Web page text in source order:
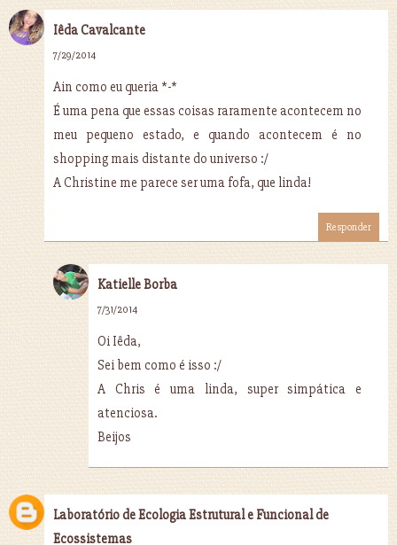
Iêda Cavalcante
7/29/2014
Ain como eu queria *-*
É uma pena que essas coisas raramente acontecem no
meu pequeno estado, e quando acontecem é no
shopping mais distante do universo :/
A Christine me parece ser uma fofa, que linda!
Responder
Katielle Borba
7/31/2014
Oi Iêda,
Sei bem como é isso :/
A Chris é uma linda, super simpática e
atenciosa.
Beijos
Laboratório de Ecologia Estrutural e Funcional de
Ecossistemas